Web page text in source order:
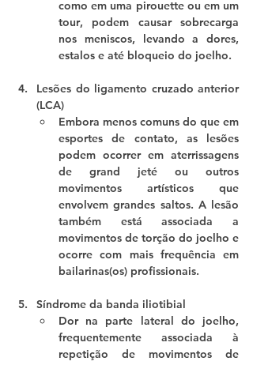
como em uma pirouette
tour, podem causar sobrecarga
nos meniscos, levando a dores,
estalos e até bloqueio do joelho.
Lesões do ligamento cruzado anterior
(LCA)
Embora menos comuns do que em
esportes de contato, as lesões
podem ocorrer em aterrissagens
de grand jeté ou outros
movimentos artísticos que
envolvem grandes saltos. A lesão
também está associada a
movimentos de torção do joelho e
ocorre com mais frequência em
bailarinas(os) profissionais.
Síndrome da banda iliotibial
Dor na parte lateral do joelho,
frequentemente associada à
repetição de movimentos de